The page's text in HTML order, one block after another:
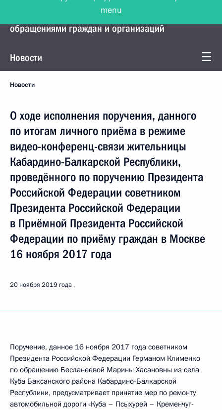
Управление Президента по работе с
обращениями граждан и организаций
Новости
Новости
О ходе исполнения поручения, данного
по итогам личного приёма в режиме
видео-конференц-связи жительницы
Кабардино-Балкарской Республики,
проведённого по поручению Президента
Российской Федерации советником
Президента Российской Федерации
в Приёмной Президента Российской
Федерации по приёму граждан в Москве
16 ноября 2017 года
20 ноября 2019 года
Поручение, данное 16 ноября 2017 года советником
Президента Российской Федерации Германом Клименко
по обращению Бесланеевой Марины Хасановны из села
Куба Баксанского района Кабардино-Балкарской
Республики, предусматривает принятие мер по ремонту
автомобильной дороги «Куба – Псыхурей – Кременчуг-
menu